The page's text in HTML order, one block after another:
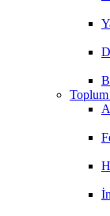
Toplum